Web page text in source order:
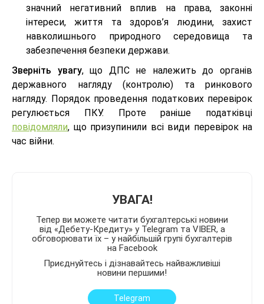
значний негативний вплив на права, законні
інтереси, життя та здоров’я людини, захист
навколишнього природного середовища та
забезпечення безпеки держави.
Зверніть увагу, що ДПС не належить до органів
державного нагляду (контролю) та ринкового
нагляду. Порядок проведення податкових перевірок
регулюється ПКУ. Проте раніше податківці
повідомляли, що призупинили всі види перевірок на
час війни.
УВАГА!
Тепер ви можете читати бухгалтерські новини
від «Дебету-Кредиту» у Telegram та VIBER, а
обговорювати їх – у найбільшій групі бухгалтерів
на Facebook
Приєднуйтесь і дізнавайтесь найважливіші
новини першими!
Telegram